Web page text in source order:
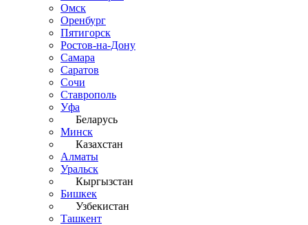
Омск
Оренбург
Пятигорск
Ростов-на-Дону
Самара
Саратов
Сочи
Ставрополь
Уфа
Беларусь
Минск
Казахстан
Алматы
Уральск
Кыргызстан
Бишкек
Узбекистан
Ташкент